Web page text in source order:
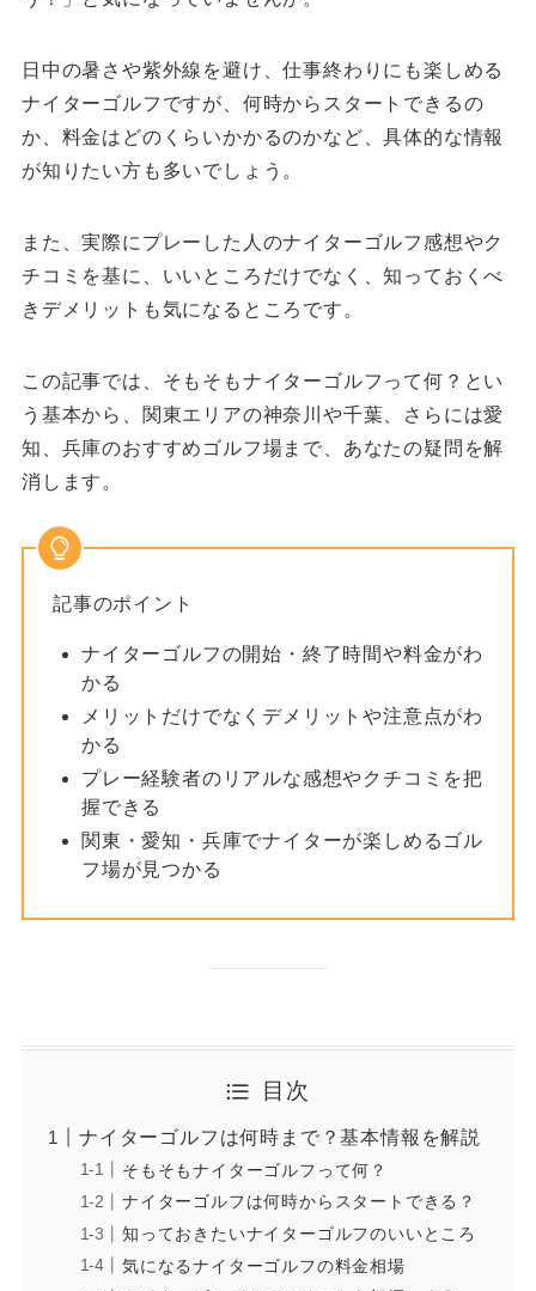
日中の暑さや紫外線を避け、仕事終わりにも楽しめる
ナイターゴルフですが、何時からスタートできるの
か、料金はどのくらいかかるのかなど、具体的な情報
が知りたい方も多いでしょう。
また、実際にプレーした人のナイターゴルフ感想やク
チコミを基に、いいところだけでなく、知っておくべ
きデメリットも気になるところです。
この記事では、そもそもナイターゴルフって何？とい
う基本から、関東エリアの神奈川や千葉、さらには愛
知、兵庫のおすすめゴルフ場まで、あなたの疑問を解
消します。
記事のポイント
ナイターゴルフの開始・終了時間や料金がわ
かる
メリットだけでなくデメリットや注意点がわ
かる
プレー経験者のリアルな感想やクチコミを把
握できる
関東・愛知・兵庫でナイターが楽しめるゴル
フ場が見つかる
目次
ナイターゴルフは何時まで？基本情報を解説
そもそもナイターゴルフって何？
ナイターゴルフは何時からスタートできる？
知っておきたいナイターゴルフのいいところ
気になるナイターゴルフの料金相場